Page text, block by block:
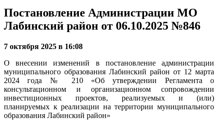
Постановление Администрации МО
Лабинский район от 06.10.2025 №846
7 октября 2025 в 16:08
О внесении изменений в постановление администрации
муниципального образования Лабинский район от 12 марта
2024 года № 210 «Об утверждении Регламента о
консультационном и организационном сопровождении
инвестиционных проектов, реализуемых и (или)
планируемых к реализации на территории муниципального
образования Лабинский район»